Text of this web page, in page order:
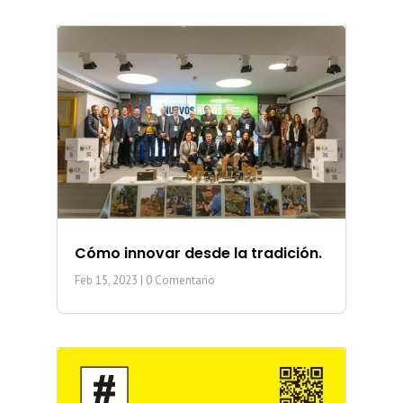
Cómo innovar desde la tradición.
Feb 15, 2023 | 0 Comentario